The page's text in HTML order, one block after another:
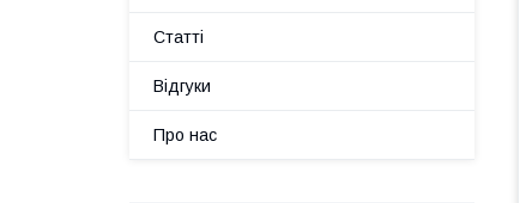
Статті
Відгуки
Про нас